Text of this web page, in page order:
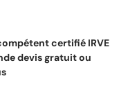
certifié IRVE
devis gratuit ou